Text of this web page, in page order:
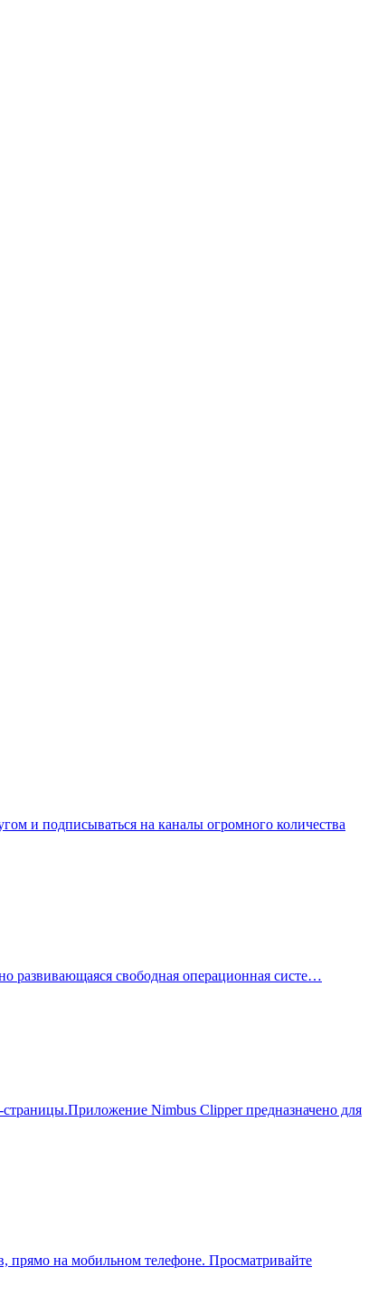
и подписываться на каналы огромного количества
развивающаяся свободная операционная систе…
Nimbus Clipper предназначено для
прямо на мобильном телефоне. Просматривайте